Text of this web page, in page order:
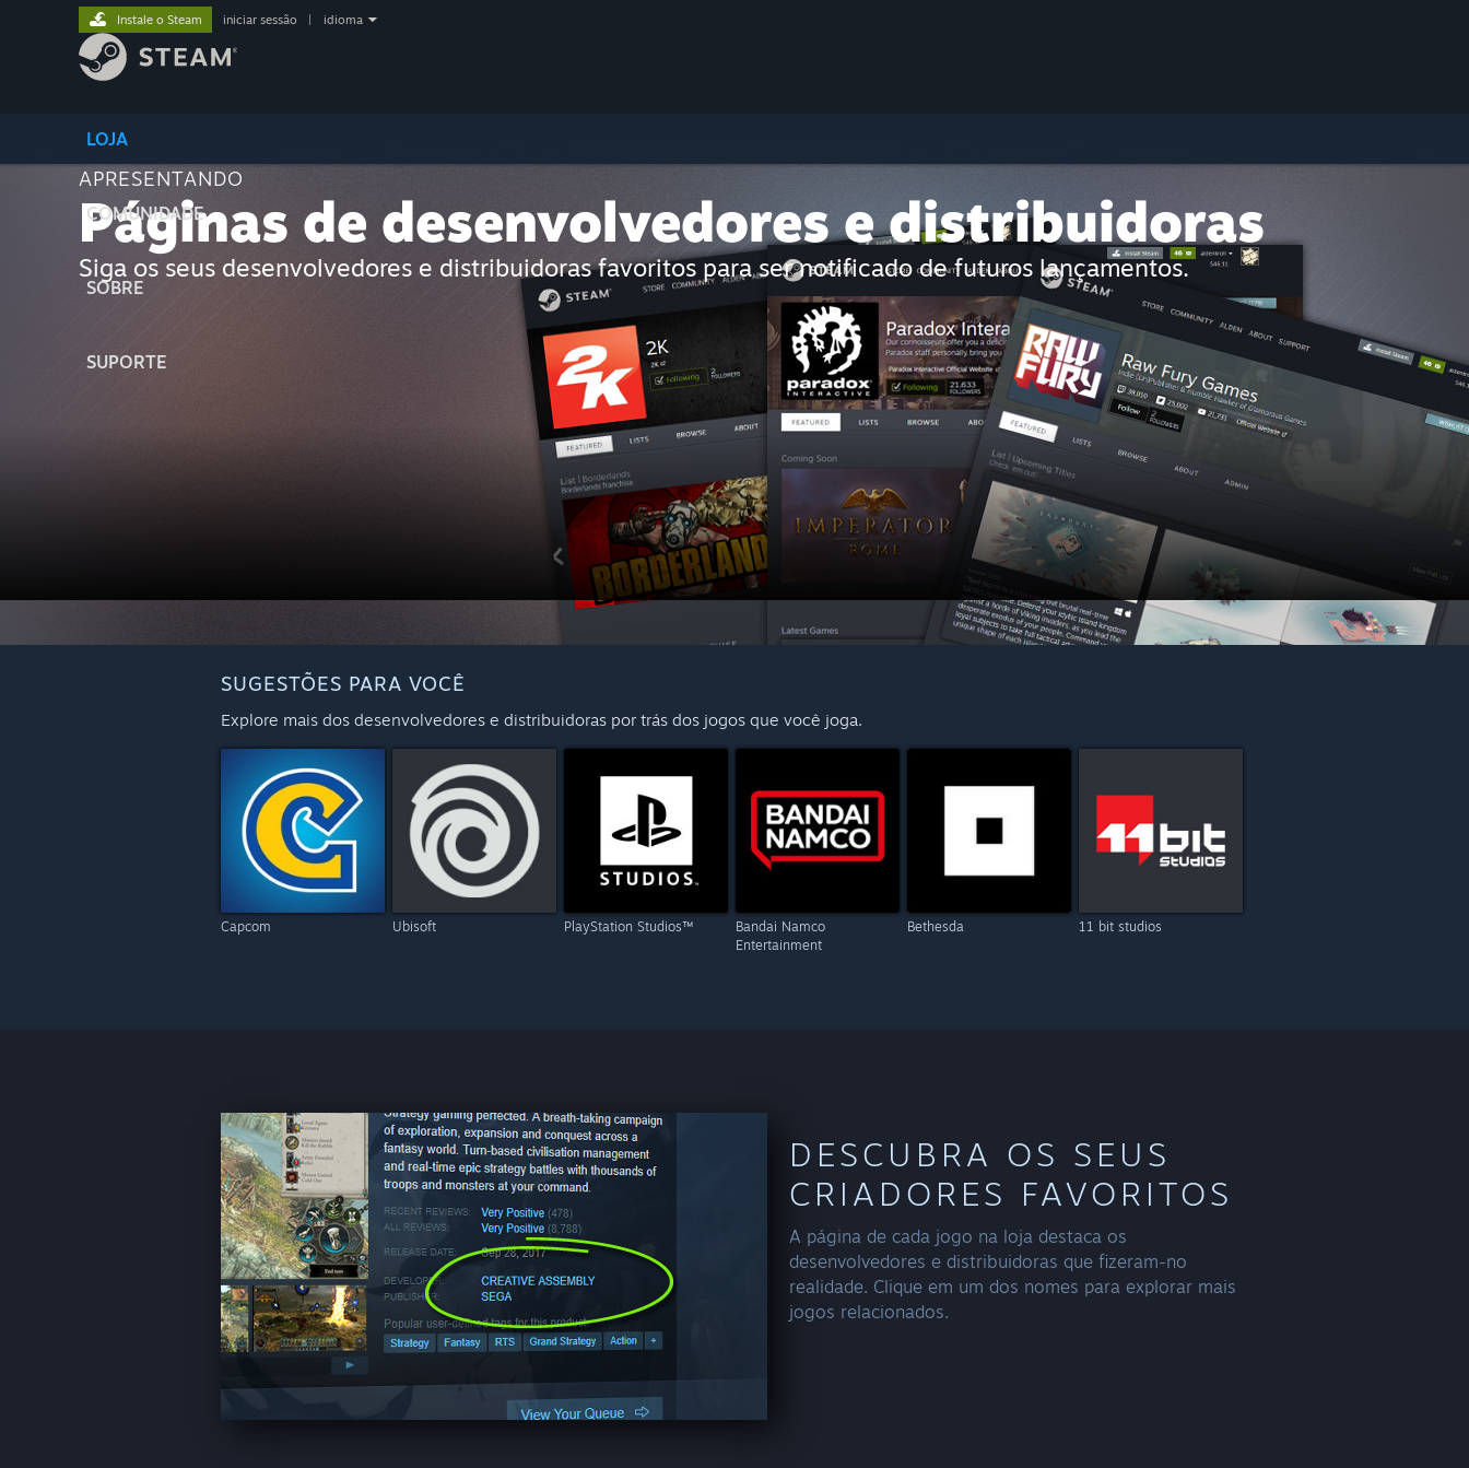
LOJA
COMUNIDADE
SOBRE
SUPORTE
Instale o Steam iniciar sessão idioma
APRESENTANDO
Páginas de desenvolvedores e distribuidoras
Siga os seus desenvolvedores e distribuidoras favoritos para ser notificado de futuros lançamentos.
SUGESTÕES PARA VOCÊ
Explore mais dos desenvolvedores e distribuidoras por trás dos jogos que você joga.
Capcom Ubisoft PlayStation Studios™
Bandai Namco
Entertainment
Bethesda 11 bit studios
DESCUBRA OS SEUS
CRIADORES FAVORITOS
A página de cada jogo na loja destaca os
desenvolvedores e distribuidoras que fizeram-no
realidade. Clique em um dos nomes para explorar mais
jogos relacionados.